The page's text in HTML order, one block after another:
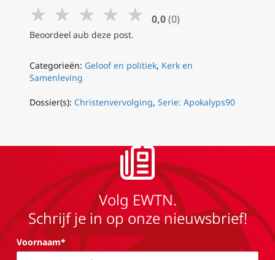
★ ★ ★ ★ ★ 0,0 (0)
Beoordeel aub deze post.
Categorieën: Geloof en politiek, Kerk en
Samenleving
Dossier(s): Christenvervolging, Serie: Apokalyps90
Volg EWTN.
Schrijf je in op onze nieuwsbrief!
Voornaam*